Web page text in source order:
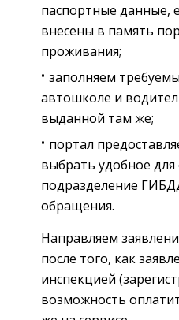
паспортные данные,
внесены в память
проживания;
заполняем
автошколе и
выданной там же;
портал
выбрать удобное
подразделение
обращения.
Направляем
после того, как
инспекцией
возможность